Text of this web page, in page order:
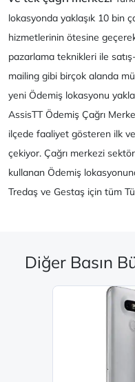
lokasyonda yaklaşık 10 bin
hizmetlerinin ötesine
pazarlama teknikleri ile
mailing gibi birçok alanda
yeni Ödemiş lokasyonu
AssisTT Ödemiş Çağrı
ilçede faaliyet gösteren ilk
çekiyor. Çağrı merkezi
kullanan Ödemiş
Tredaş ve Gestaş için tüm
Diğer Basın